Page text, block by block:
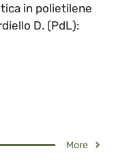
in polietilene
D. (PdL):
More